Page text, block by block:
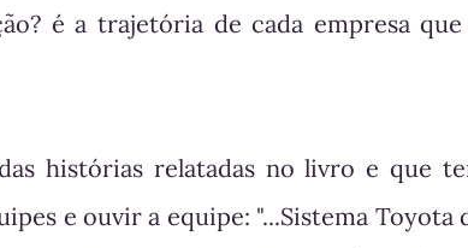
é a trajetória de cada empresa
histórias relatadas no livro e que
e ouvir a equipe: "...Sistema Toyota